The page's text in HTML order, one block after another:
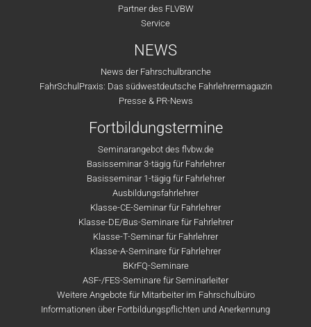
Partner des FLVBW
Service
NEWS
News der Fahrschulbranche
FahrSchulPraxis: Das südwestdeutsche Fahrlehrermagazin
Presse & PR-News
Fortbildungstermine
Seminarangebot des flvbw.de
Basisseminar 3-tägig für Fahrlehrer
Basisseminar 1-tägig für Fahrlehrer
Ausbildungsfahrlehrer
Klasse-CE-Seminar für Fahrlehrer
Klasse-DE/Bus-Seminare für Fahrlehrer
Klasse-T-Seminar für Fahrlehrer
Klasse-A-Seminare für Fahrlehrer
BKrFQ-Seminare
ASF-/FES-Seminare für Seminarleiter
Weitere Angebote für Mitarbeiter im Fahrschulbüro
Informationen über Fortbildungspflichten und Anerkennung